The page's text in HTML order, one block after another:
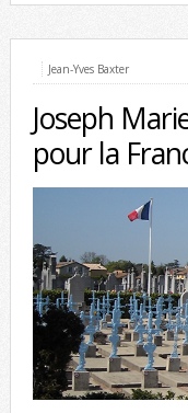
Jean-Yves Baxter
Joseph
pour la